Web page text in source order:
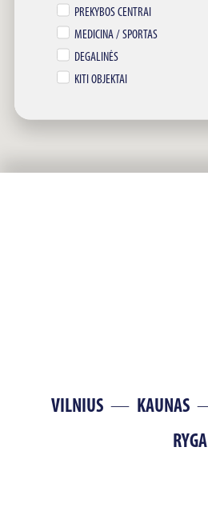
PREKYBOS CENTRAI
MEDICINA / SPORTAS
DEGALINĖS
KITI OBJEKTAI
VILNIUS KAUNAS
RYGA